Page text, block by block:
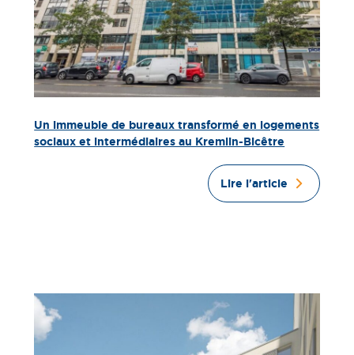
Un immeuble de bureaux transformé en logements
sociaux et intermédiaires au Kremlin-Bicêtre
Lire l'article